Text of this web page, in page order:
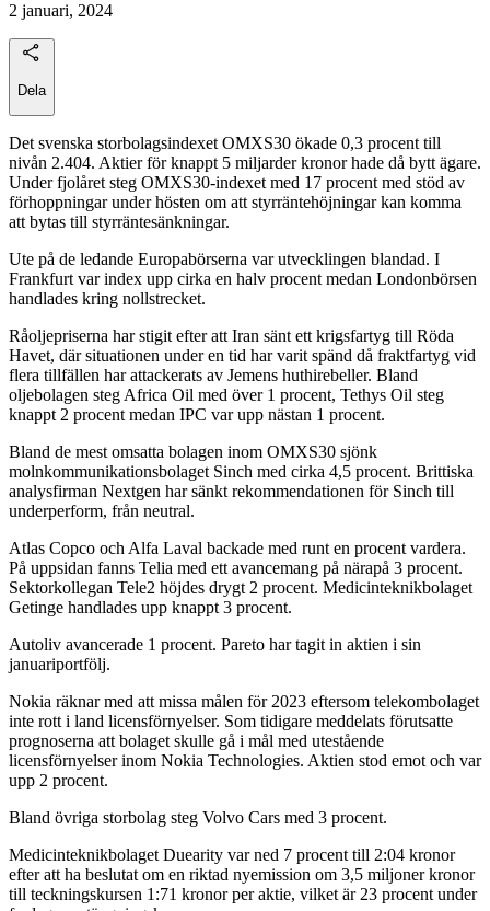
2 januari, 2024
Dela
Det svenska storbolagsindexet OMXS30 ökade 0,3 procent till
nivån 2.404. Aktier för knappt 5 miljarder kronor hade då bytt ägare.
Under fjolåret steg OMXS30-indexet med 17 procent med stöd av
förhoppningar under hösten om att styrräntehöjningar kan komma
att bytas till styrräntesänkningar.
Ute på de ledande Europabörserna var utvecklingen blandad. I
Frankfurt var index upp cirka en halv procent medan Londonbörsen
handlades kring nollstrecket.
Råoljepriserna har stigit efter att Iran sänt ett krigsfartyg till Röda
Havet, där situationen under en tid har varit spänd då fraktfartyg vid
flera tillfällen har attackerats av Jemens huthirebeller. Bland
oljebolagen steg Africa Oil med över 1 procent, Tethys Oil steg
knappt 2 procent medan IPC var upp nästan 1 procent.
Bland de mest omsatta bolagen inom OMXS30 sjönk
molnkommunikationsbolaget Sinch med cirka 4,5 procent. Brittiska
analysfirman Nextgen har sänkt rekommendationen för Sinch till
underperform, från neutral.
Atlas Copco och Alfa Laval backade med runt en procent vardera.
På uppsidan fanns Telia med ett avancemang på närapå 3 procent.
Sektorkollegan Tele2 höjdes drygt 2 procent. Medicinteknikbolaget
Getinge handlades upp knappt 3 procent.
Autoliv avancerade 1 procent. Pareto har tagit in aktien i sin
januariportfölj.
Nokia räknar med att missa målen för 2023 eftersom telekombolaget
inte rott i land licensförnyelser. Som tidigare meddelats förutsatte
prognoserna att bolaget skulle gå i mål med utestående
licensförnyelser inom Nokia Technologies. Aktien stod emot och var
upp 2 procent.
Bland övriga storbolag steg Volvo Cars med 3 procent.
Medicinteknikbolaget Duearity var ned 7 procent till 2:04 kronor
efter att ha beslutat om en riktad nyemission om 3,5 miljoner kronor
till teckningskursen 1:71 kronor per aktie, vilket är 23 procent under